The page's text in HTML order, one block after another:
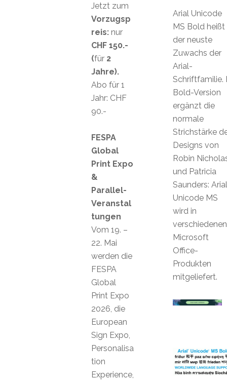
Arial Unicode
MS Bold heißt
der neuste
Zuwachs der
Arial-
Schriftfamilie.
Bold-Version
ergänzt die
normale
Strichstärke
Designs von
Robin
und Patricia
Saunders: Arial
Unicode MS
wird in
verschiedenen
Microsoft
Office-
Produkten
mitgeliefert.
Jetzt zum
Vorzugsp
reis: nur
CHF 150.-
(für 2
Jahre).
Abo für 1
Jahr: CHF
90.-
FESPA
Global
Print Expo
&
Parallel-
Veranstal
tungen
Vom 19. –
22. Mai
werden die
FESPA
Global
Print Expo
2026, die
European
Sign Expo,
Personalisa
tion
Experience,